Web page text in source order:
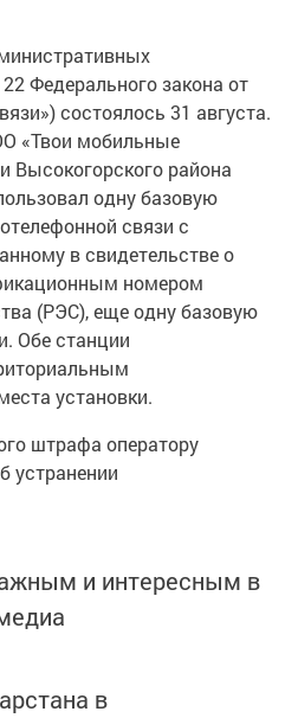
Федерального закона от
состоялось 31 августа.
«Твои мобильные
Высокогорского района
одну базовую
связи с
в свидетельстве о
номером
(РЭС), еще одну базовую
Обе станции
установки.
штрафа оператору
устранении
и интересным в
в